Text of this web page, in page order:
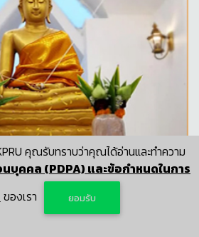
เม.ย. 2565
248
ำตลอดกาล ทุกข์โศกโรคภัยพาล
คุณรับทราบว่าคุณได้อ่านและทำความ
บุคคล (PDPA) และข้อกำหนดในการ
ของเรา ยอมรับ